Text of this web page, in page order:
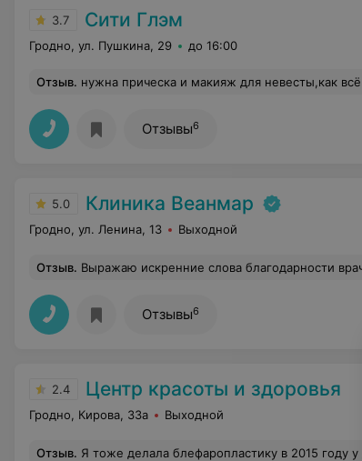
3.7 Сити Глэм
Гродно, ул. Пушкина, 29 до 16:00
Отзыв. нужна прическа и макияж для невесты,как
Отзывы6
5.0 Клиника Веанмар
Гродно, ул. Ленина, 13 Выходной
Отзыв. Выражаю искренние слова благодарности врачу Савицкому Сергею Владимировичу за его внимательное и
Отзывы6
2.4 Центр красоты и здоровья
Гродно, Кирова, 33а Выходной
Отзыв. Я тоже делала блефаропластику в 2015 году у доктора Трусь и